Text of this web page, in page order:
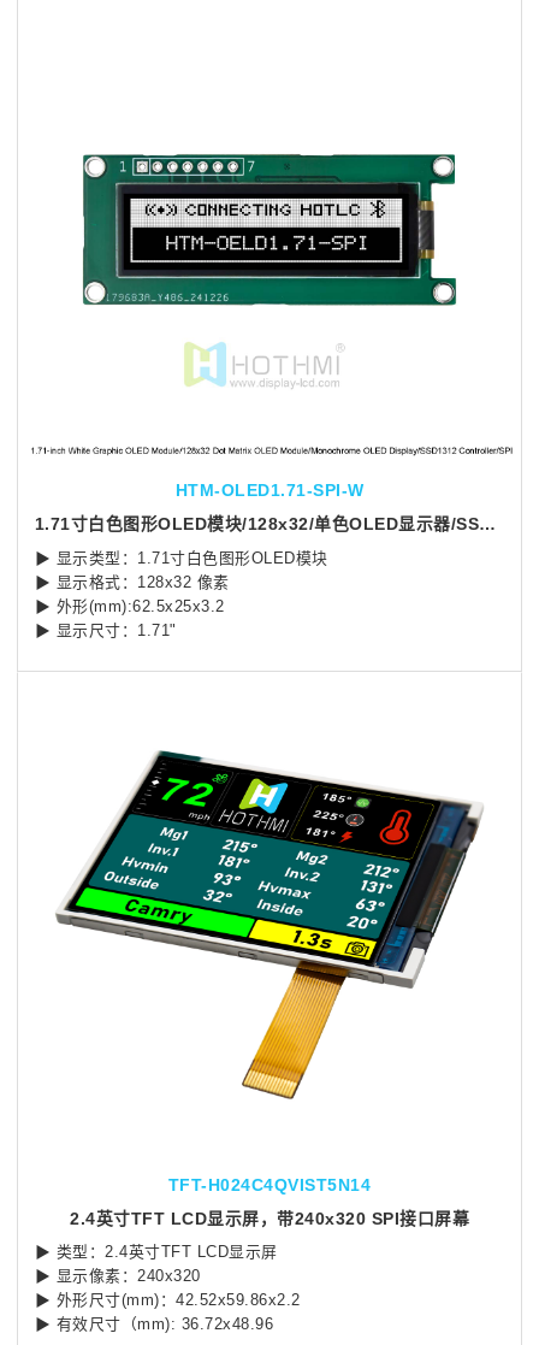
HTM-OLED1.71-SPI-W
1.71寸白色图形OLED模块/128x32/单色OLED显示器/SSD1312控制器/SPI接口/Arduino
▶ 显示类型：1.71寸白色图形OLED模块
▶ 显示格式：128x32 像素
▶ 外形(mm):62.5x25x3.2
▶ 显示尺寸：1.71"
TFT-H024C4QVIST5N14
2.4英寸TFT LCD显示屏，带240x320 SPI接口屏幕
▶ 类型：2.4英寸TFT LCD显示屏
▶ 显示像素：240x320
▶ 外形尺寸(mm)：42.52x59.86x2.2
▶ 有效尺寸（mm): 36.72x48.96